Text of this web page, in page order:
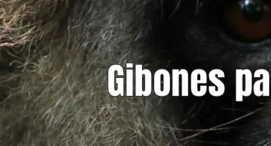
Gibones